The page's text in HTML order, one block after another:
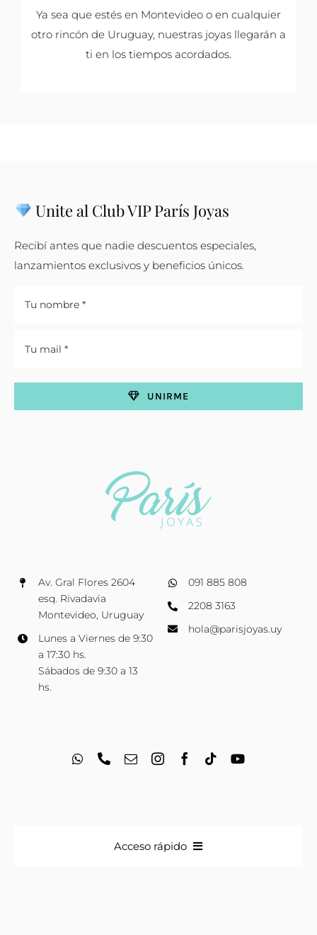
Ya sea que estés en Montevideo o en cualquier
otro rincón de Uruguay, nuestras joyas llegarán a
ti en los tiempos acordados.
Av. Gral Flores 2604
esq. Rivadavia
Montevideo, Uruguay
Lunes a Viernes de 9:30
a 17:30 hs.
Sábados de 9:30 a 13
hs.
091 885 808
2208 3163
hola@parisjoyas.uy
Unite al Club VIP París Joyas
Recibí antes que nadie descuentos especiales,
lanzamientos exclusivos y beneficios únicos.
UNIRME
Acceso rápido